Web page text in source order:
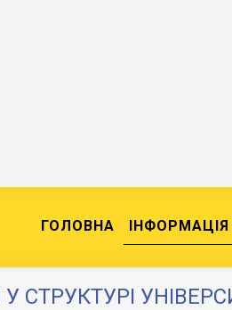
ГОЛОВНА ІНФОРМАЦІЯ
СТРУКТУРІ